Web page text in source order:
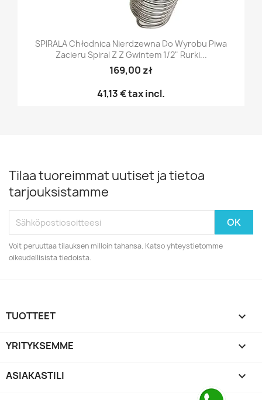
SPIRALA Chłodnica Nierdzewna Do Wyrobu Piwa
Zacieru Spiral Z Z Gwintem 1/2" Rurki...
169,00 zł
41,13 €tax incl.
Tilaa tuoreimmat uutiset ja tietoa
tarjouksistamme
Voit peruuttaa tilauksen milloin tahansa. Katso yhteystietomme
oikeudellisista tiedoista.
TUOTTEET 
YRITYKSEMME 
ASIAKASTILI 